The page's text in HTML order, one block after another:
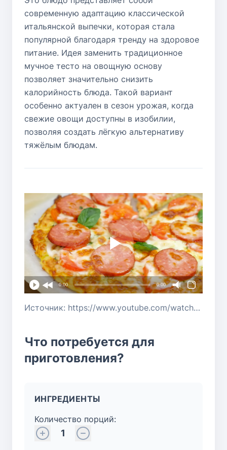
современную адаптацию классической
итальянской выпечки, которая стала
популярной благодаря тренду на здоровое
питание. Идея заменить традиционное
мучное тесто на овощную основу
позволяет значительно снизить
калорийность блюда. Такой вариант
особенно актуален в сезон урожая, когда
свежие овощи доступны в изобилии,
позволяя создать лёгкую альтернативу
тяжёлым блюдам.
0:00 0:00
Источник: https://www.youtube.com/watch?v=-r7mRVUxX44
Что потребуется для
приготовления?
ИНГРЕДИЕНТЫ
Количество порций:
1